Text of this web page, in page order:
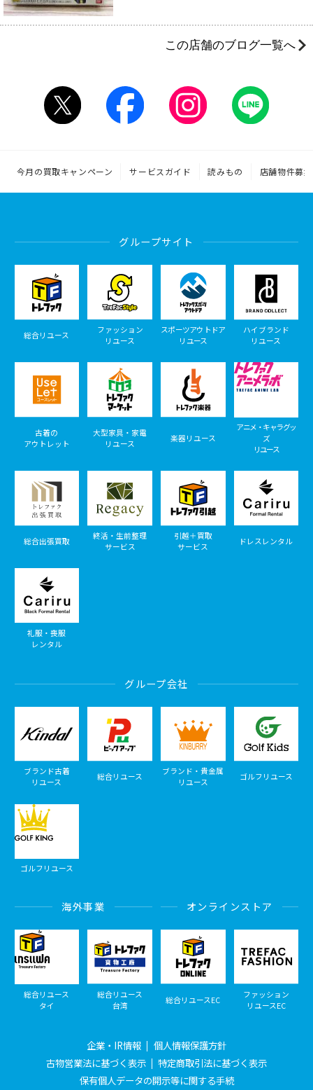
この店舗のブログ一覧へ
今月の買取キャンペーン サービスガイド 読みもの 店舗物件募集
グループサイト
総合リユース
ファッション
リユース
スポーツアウトドア
リユース
ハイブランド
リユース
古着の
アウトレット
大型家具・家電
リユース
楽器リユース
アニメ・キャラグッ
ズ
リユース
総合出張買取
終活・生前整理
サービス
引越＋買取
サービス
ドレスレンタル
礼服・喪服
レンタル
グループ会社
ブランド古着
リユース
総合リユース
ブランド・貴金属
リユース
ゴルフリユース
ゴルフリユース
海外事業
総合リユース
タイ
総合リユース
台湾
オンラインストア
総合リユースEC
ファッション
リユースEC
企業・IR情報
個人情報保護方針
古物営業法に基づく表示
特定商取引法に基づく表示
保有個人データの開示等に関する手続